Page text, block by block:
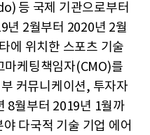
등 국제 기관으로부터
년 2월부터 2020년 2월
에 위치한 스포츠 기술
케팅책임자(CMO)를
커뮤니케이션, 투자자
8월부터 2019년 1월까
다국적 기술 기업 에어